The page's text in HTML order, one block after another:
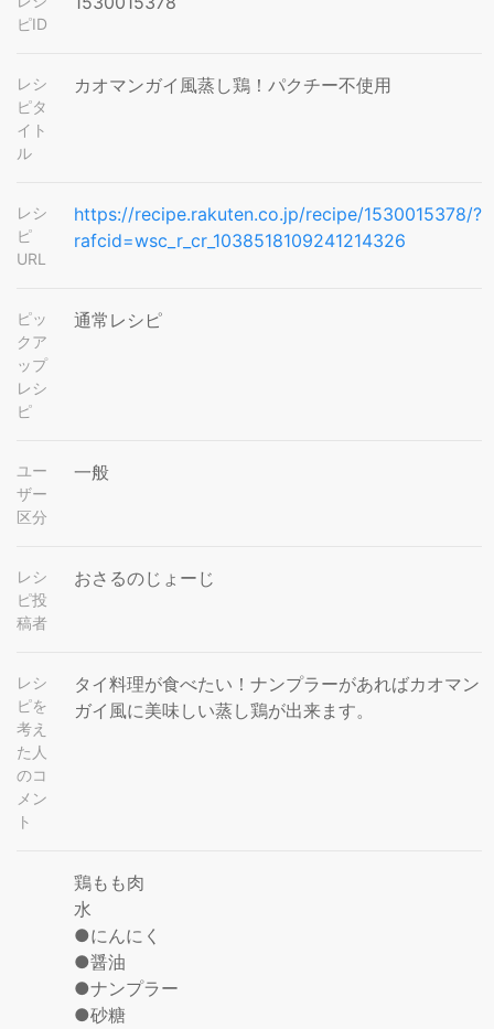
ピID
レシ
ピタ
イト
ル
カオマンガイ風蒸し鶏！パクチー不使用
レシ
ピ
URL
https://recipe.rakuten.co.jp/recipe/1530015378/?
rafcid=wsc_r_cr_1038518109241214326
ピッ
クア
ップ
レシ
ピ
通常レシピ
ユー
ザー
区分
一般
レシ
ピ投
稿者
おさるのじょーじ
レシ
ピを
考え
た人
のコ
メン
ト
タイ料理が食べたい！ナンプラーがあればカオマン
ガイ風に美味しい蒸し鶏が出来ます。
鶏もも肉
水
●にんにく
●醤油
●ナンプラー
●砂糖